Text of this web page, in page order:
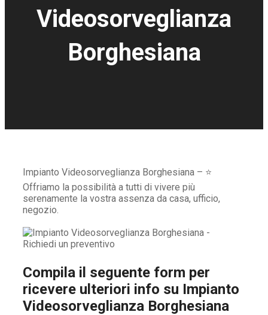
Videosorveglianza
Borghesiana
Impianto Videosorveglianza Borghesiana – ⭐
Offriamo la possibilità a tutti di vivere più
serenamente la vostra assenza da casa, ufficio,
negozio.
Compila il seguente form per
ricevere ulteriori info su Impianto
Videosorveglianza Borghesiana